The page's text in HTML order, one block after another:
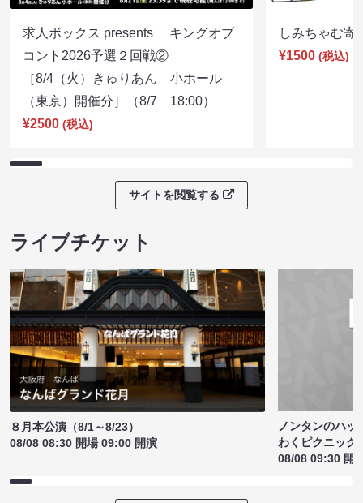
求人ボックス presents キングオブ
コント2026予選２回戦②
［8/4（火）きゅりあん 小ホール
（東京）開催分］（8/7 18:00）
¥2500 (税込)
しみちゃむ
¥1500 (税込)
サイトを閲覧する
ライブチケット
８月本公演（8/1～8/23）
08/08 08:30 開場 09:00 開演
ノンタンのハッ
わくピクニック
08/08 09:30 開